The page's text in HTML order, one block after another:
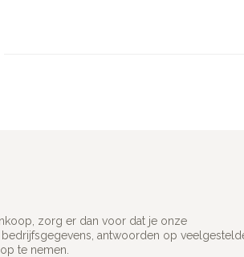
zorg er dan voor dat je onze
antwoorden op
te nemen.